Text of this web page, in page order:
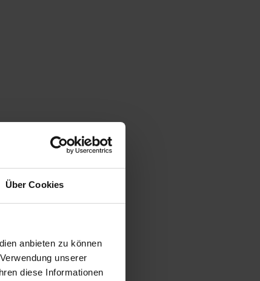
Über Cookies
anbieten zu können
unserer
diese Informationen